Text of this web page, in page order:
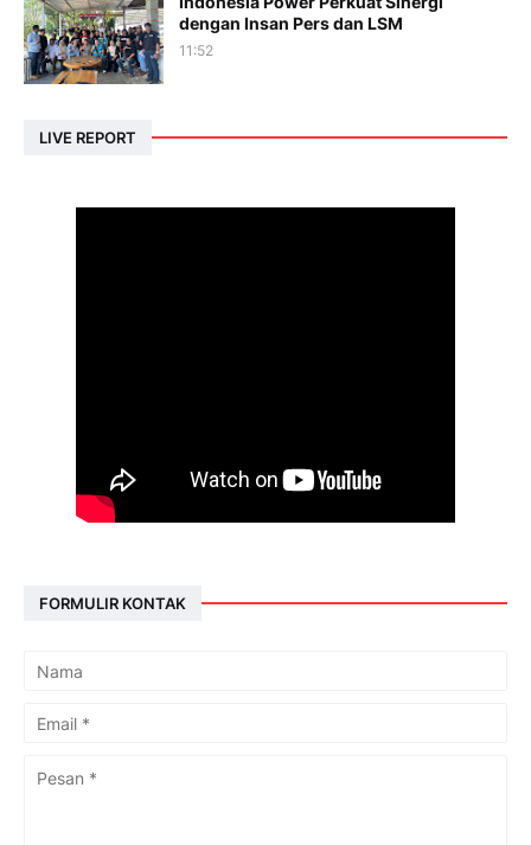
dengan Insan Pers dan LSM
11:52
LIVE REPORT
FORMULIR KONTAK